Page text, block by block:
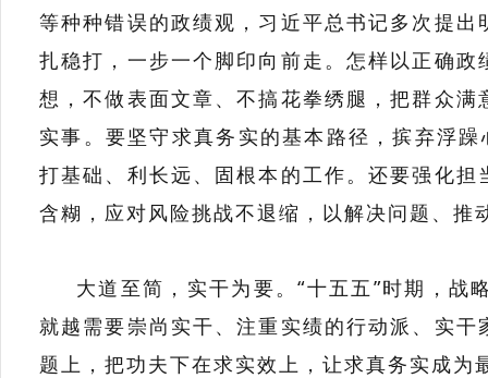
等种种错误的政绩观，习近平总书记多次提
扎稳打，一步一个脚印向前走。怎样以正确
想，不做表面文章、不搞花拳绣腿，把群众
实事。要坚守求真务实的基本路径，摈弃浮
打基础、利长远、固根本的工作。还要强化
含糊，应对风险挑战不退缩，以解决问题、推
大道至简，实干为要。“十五五”时期，
就越需要崇尚实干、注重实绩的行动派、实
题上，把功夫下在求实效上，让求真务实成